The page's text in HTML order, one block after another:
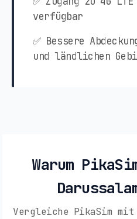
verfügbar
✅ Bessere
und ländlichen
Warum
Vergleiche PikaSim